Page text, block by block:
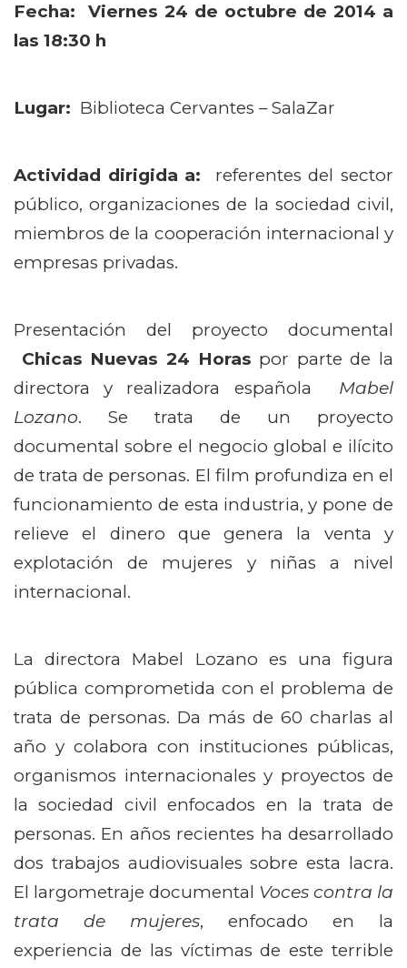
​Fecha: Viernes 24 de octubre de 2014 a
las 18:30 h
Lugar: Biblioteca Cervantes – SalaZar
Actividad dirigida a: referentes del sector
público, organizaciones de la sociedad civil,
miembros de la cooperación internacional y
empresas privadas.
Presentación del proyecto documental
Chicas Nuevas 24 Horas por parte de la
directora y realizadora española Mabel
Lozano. Se trata de un proyecto
documental sobre el negocio global e ilícito
de trata de personas. El film profundiza en el
funcionamiento de esta industria, y pone de
relieve el dinero que genera la venta y
explotación de mujeres y niñas a nivel
internacional.
La directora Mabel Lozano es una figura
pública comprometida con el problema de
trata de personas. Da más de 60 charlas al
año y colabora con instituciones públicas,
organismos internacionales y proyectos de
la sociedad civil enfocados en la trata de
personas. En años recientes ha desarrollado
dos trabajos audiovisuales sobre esta lacra.
El largometraje documental Voces contra la
trata de mujeres, enfocado en la
experiencia de las víctimas de este terrible